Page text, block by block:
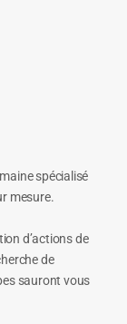
spécialisé
mesure.
d’actions de
de
sauront vous